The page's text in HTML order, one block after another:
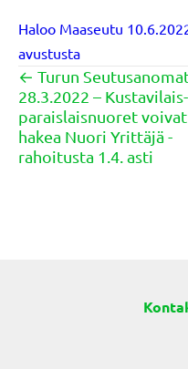
Haloo Maaseutu
avustusta
Posts
navigation
← Turun
28.3.2022 –
paraislaisnuoret voivat
hakea Nuori Yrittäjä -
rahoitusta 1.4. asti